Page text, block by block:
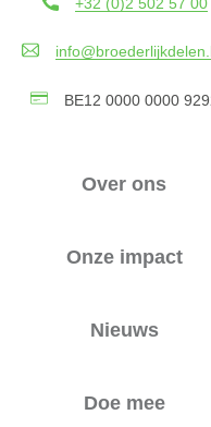
+32 (0)2 502 57 00
BE12 0000 0000
Over ons
Onze impact
Nieuws
Doe mee